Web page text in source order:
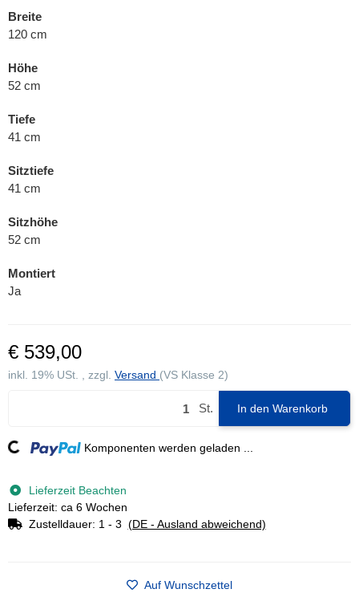
Breite
120 cm
Höhe
52 cm
Tiefe
41 cm
Sitztiefe
41 cm
Sitzhöhe
52 cm
Montiert
Ja
€ 539,00
inkl. 19% USt. , zzgl. Versand (VS Klasse 2)
St. In den Warenkorb
Komponenten werden geladen ...
Lieferzeit Beachten
Lieferzeit: ca 6 Wochen
Zustelldauer: 1 - 3 (DE - Ausland abweichend)
Auf Wunschzettel